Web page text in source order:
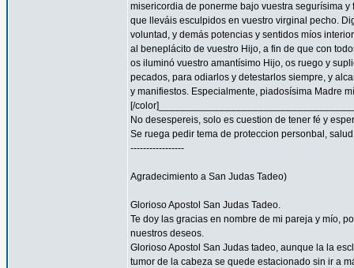
misericordia de ponerme bajo vuestra segurísima
que lleváis esculpidos en vuestro virginal pecho.
voluntad, y demás potencias y sentidos míos
al beneplácito de vuestro Hijo, a fin de que con
os iluminó vuestro amantísimo Hijo, os ruego y
pecados, para odiarlos y detestarlos siempre, y
y manifiestos. Especialmente, piadosísima Madre
[/
No desespereis, solo es cuestion de tener fé y
Se ruega pedir tema de proteccion personbal,
-----------------
Agradecimiento a San Judas Tadeo)
Glorioso Apostol San Judas Tadeo.
Te doy las gracias en nombre de mi pareja y mío,
nuestros deseos.
Glorioso Apostol San Judas tadeo, aunque la la
tumor de la cabeza se quede estacionado sin ir a